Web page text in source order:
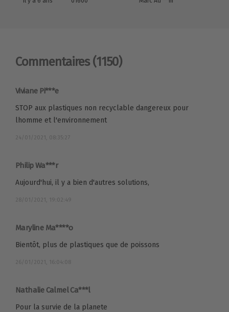
Commentaires (1150)
Viviane Pi***e
STOP aux plastiques non recyclable dangereux pour
lhomme et l'environnement
24/01/2021, 08:35:27
Philip Wa***r
Aujourd'hui, il y a bien d'autres solutions,
28/01/2021, 19:02:49
Maryline Ma****o
Bientôt, plus de plastiques que de poissons
26/01/2021, 16:04:08
Nathalie Calmel Ca***l
Pour la survie de la planete